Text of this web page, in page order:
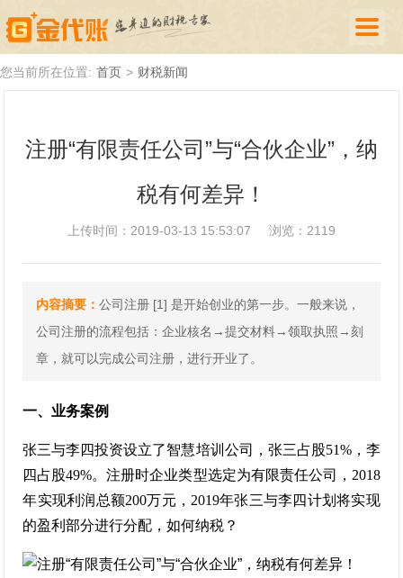
代理记账
厦门落户
财税新闻
关于我们
诚聘英才
您当前所在位置: 首页 > 财税新闻
注册“有限责任公司”与“合伙企业”，纳
税有何差异！
上传时间：2019-03-13 15:53:07 浏览：2119
内容摘要：公司注册 [1] 是开始创业的第一步。一般来说，
公司注册的流程包括：企业核名→提交材料→领取执照→刻
章，就可以完成公司注册，进行开业了。
一、业务案例
张三与李四投资设立了智慧培训公司，张三占股51%，李
四占股49%。注册时企业类型选定为有限责任公司，2018
年实现利润总额200万元，2019年张三与李四计划将实现
的盈利部分进行分配，如何纳税？